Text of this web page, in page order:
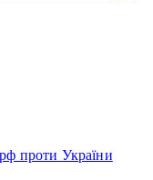
рф проти України